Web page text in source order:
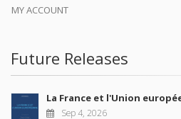
MY ACCOUNT
Future Releases
La France et l'Union
Sep 4, 2026